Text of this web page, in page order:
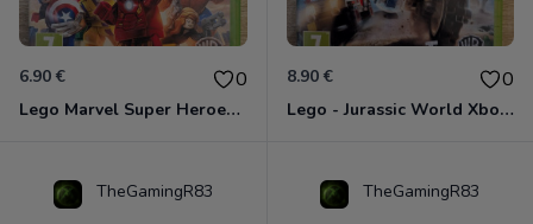
6.90 € 0
Lego Marvel Super Heroes Xbox 360
8.90 € 0
Lego - Jurassic World Xbox 360
TheGamingR83 TheGamingR83